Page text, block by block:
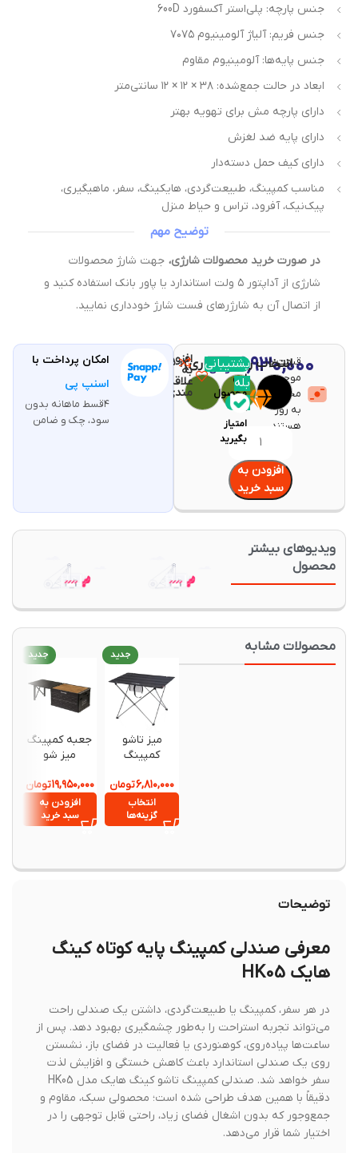
جنس پارچه: پلی‌استر آکسفورد 600D
جنس فریم: آلیاژ آلومینیوم ۷۰۷۵
جنس پایه‌ها: آلومینیوم مقاوم
ابعاد در حالت جمع‌شده: ۳۸ × ۱۲ × ۱۲ سانتی‌متر
دارای پارچه مش برای تهویه بهتر
دارای پایه ضد لغزش
دارای کیف حمل دسته‌دار
مناسب کمپینگ، طبیعت‌گردی، هایکینگ، سفر، ماهیگیری،
پیک‌نیک، آفرود، تراس و حیاط منزل
توضیح مهم
در صورت خرید محصولات شارژی،جهت شارژ محصولات
شارژی از آداپتور ۵ ولت استاندارد یا پاور بانک استفاده کنید و
از اتصال آن به شارژرهای فست شارژ خودداری نمایید.
قیمت و
موجودی
محصولات
به روز
هستند.
۴,۹۳۰,۰۰۰تومان
انتخاب رنگ (اجباری)
افزودن به
سبد خرید
با خرید
این
محصول
۹۸
امتیاز
بگیرید
پشتیبانی
بله
افزودن
به
علاقه
مندی
مقایسه
امکان پرداخت با
اسنپ پی
۴قسط ماهانه بدون
سود، چک و ضامن
ویدیوهای بیشتر
محصول
محصولات مشابه
میز تاشو
کمپینگ
NH20JJ020
اورجینال
۶,۸۱۰,۰۰۰تومان
انتخاب
گزینه‌ها
جدید
جعبه کمپینگ
میز شو
CNK2450XB018
۱۹,۹۵۰,۰۰۰تومان
افزودن به
سبد خرید
جدید
توضیحات
معرفی صندلی کمپینگ پایه کوتاه کینگ
هایک HK05
در هر سفر، کمپینگ یا طبیعت‌گردی، داشتن یک صندلی راحت
می‌تواند تجربه استراحت را به‌طور چشمگیری بهبود دهد. پس از
ساعت‌ها پیاده‌روی، کوهنوردی یا فعالیت در فضای باز، نشستن
روی یک صندلی استاندارد باعث کاهش خستگی و افزایش لذت
سفر خواهد شد. صندلی کمپینگ تاشو کینگ هایک مدل HK05
دقیقاً با همین هدف طراحی شده است؛ محصولی سبک، مقاوم و
جمع‌وجور که بدون اشغال فضای زیاد، راحتی قابل توجهی را در
اختیار شما قرار می‌دهد.